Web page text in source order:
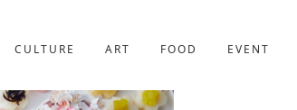
CULTURE ART FOOD EVENT